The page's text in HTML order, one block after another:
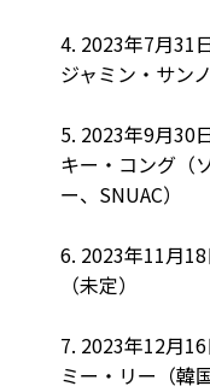
4. 2023年7月31
ジャミン・サン
5. 2023年9月30
キー・コング（
ー、SNUAC）
6. 2023年11月
（未定）
7. 2023年12月
ミー・リー（韓